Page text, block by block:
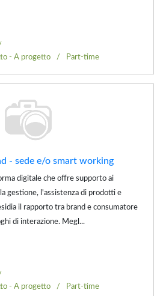
- A progetto
Part-time
- sede e/o smart working
digitale che offre supporto ai
gestione, l'assistenza di prodotti e
il rapporto tra brand e consumatore
di interazione. Megl...
- A progetto
Part-time